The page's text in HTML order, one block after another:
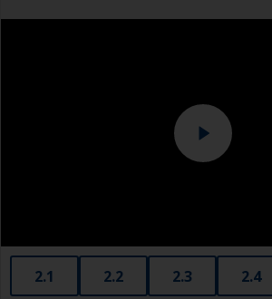
zodat u voldoende tijd hebt om
te vegen met de schone doek.
Vervang de doekjes regelmatig om
Overalls
2.1 2.2 2.3 2.4